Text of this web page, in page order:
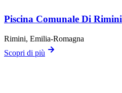
Piscina Comunale Di Rimini
Rimini, Emilia-Romagna
Scopri di più